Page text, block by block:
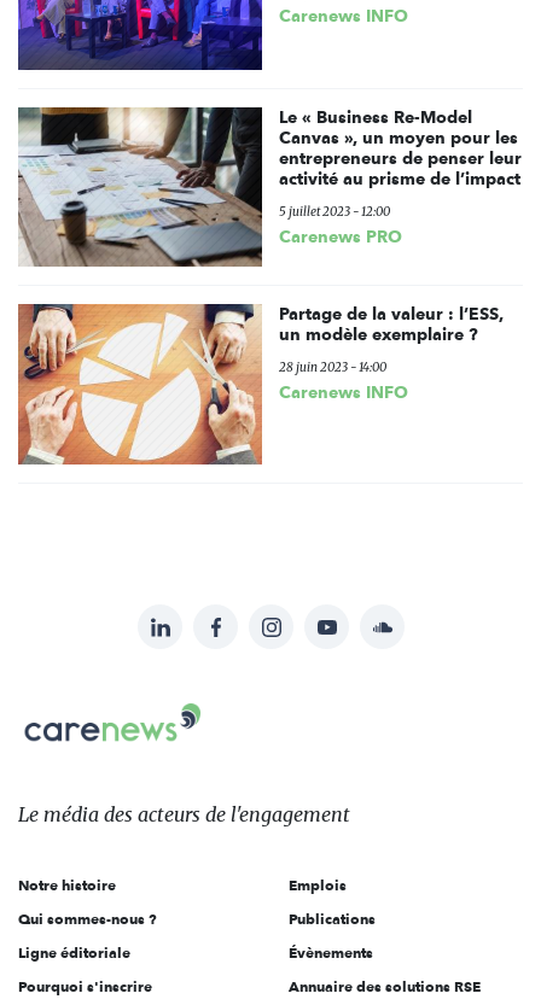
Carenews INFO
Le « Business Re-Model
Canvas », un moyen pour les
entrepreneurs de penser leur
activité au prisme de l’impact
5 juillet 2023 - 12:00
Carenews PRO
Partage de la valeur : l’ESS,
un modèle exemplaire ?
28 juin 2023 - 14:00
Carenews INFO
sur:
LinkedInFacebookInstagramYouTubeSoundcloud
Carenews,
Le
des
l'engagement
Le média des acteurs de l'engagement
Notre histoire
Qui sommes-nous ?
Ligne éditoriale
Pourquoi s'inscrire
Emplois
Publications
Évènements
Annuaire des solutions RSE